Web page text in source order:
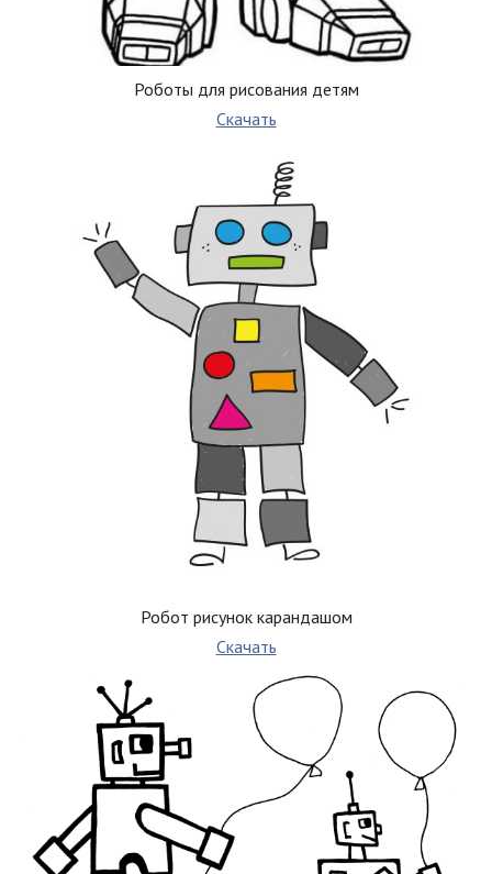
Роботы для рисования детям
Скачать
Робот рисунок карандашом
Скачать